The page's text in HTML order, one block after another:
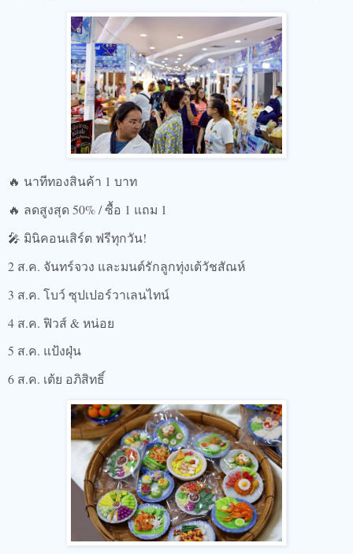
🔥 นาทีทองสินค้า 1 บาท
🔥 ลดสูงสุด 50% / ซื้อ 1 แถม 1
🎤 มินิคอนเสิร์ต ฟรีทุกวัน!
2 ส.ค. จันทร์จวง และมนต์รักลูกทุ่งเต้วัชสัณห์
3 ส.ค. โบว์ ซุปเปอร์วาเลนไทน์
4 ส.ค. ฟิวส์ & หน่อย
5 ส.ค. แป้งฝุ่น
6 ส.ค. เต้ย อภิสิทธิ์